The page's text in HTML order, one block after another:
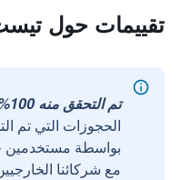
تقييمات حول
تم التحقق منه 100%
الحجوزات التي تم
مع شركائنا